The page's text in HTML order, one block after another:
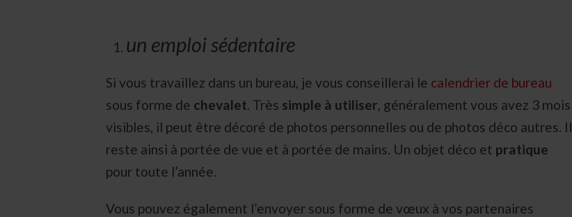
un emploi sédentaire
Si vous travaillez dans un bureau, je vous conseillerai le calendrier de bureau
sous forme de chevalet . Très simple à utiliser , généralement vous avez 3 mois
visibles, il peut être décoré de photos personnelles ou de photos déco autres. Il
reste ainsi à portée de vue et à portée de mains. Un objet déco et pratique
pour toute l’année.
Vous pouvez également l’envoyer sous forme de vœux à vos partenaires